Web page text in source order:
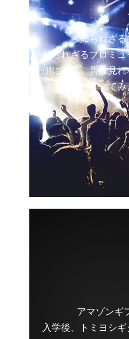
知られざ
知られざるプロミ
側に密着。普段見
てみ
アマゾンギ
入学後、トミヨシ